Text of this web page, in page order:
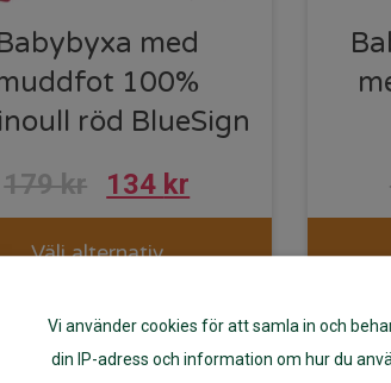
med
100%
röd BlueSign
179kr 134 kr
Välj alternativ
-20%
Vi använder cookies för att samla in och
din IP-adress och information om hur du